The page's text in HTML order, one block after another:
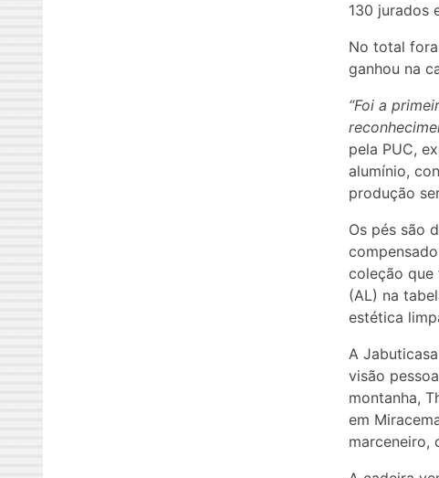
130 jurados
No total
ganhou na
“Foi a
pela PUC,
alumínio,
produção
Os pés são
coleção que
(AL) na
estética
A
visão
montanha,
em
marceneiro,